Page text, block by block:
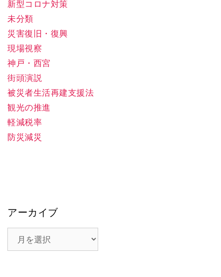
新型コロナ対策
未分類
災害復旧・復興
現場視察
神戸・西宮
街頭演説
被災者生活再建支援法
観光の推進
軽減税率
防災減災
アーカイブ